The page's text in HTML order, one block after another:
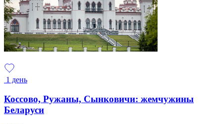
1 день
Коссово, Ружаны, Сынковичи: жемчужины
Беларуси